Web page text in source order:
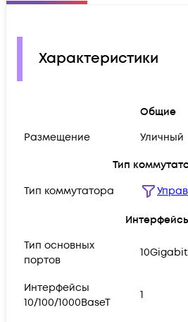
Характеристики
Общие
Размещение
Уличный
Тип
Тип коммутатора
Тип основных
портов
Интерфейсы
10/100/1000BaseT
1